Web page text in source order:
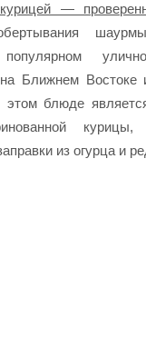
—
Ближнем Востоке
блюде
курицы,
из огурца и